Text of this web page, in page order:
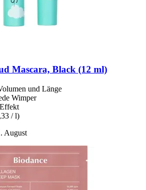
Mascara, Black (12 ml)
und Länge
Wimper
/ l)
August